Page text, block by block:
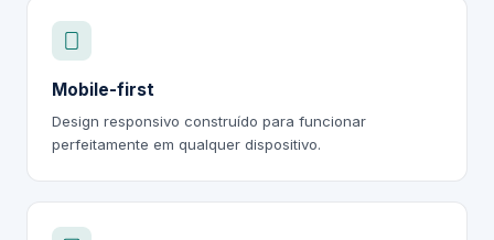
Mobile-first
Design responsivo construído para funcionar
perfeitamente em qualquer dispositivo.